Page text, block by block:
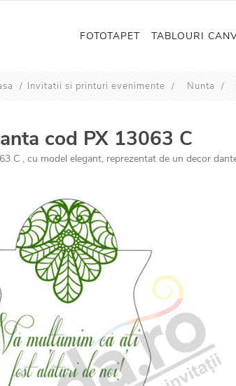
FOTOTAPET TABLOURI
/ Invitatii si printuri evenimente / Nunta /
cod PX 13063 C
C , cu model elegant, reprezentat de un decor